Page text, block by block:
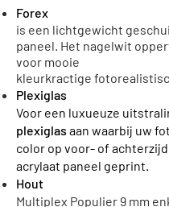
Forex
is een lichtgewicht
paneel. Het nagelwit
voor mooie
kleurkractige
Plexiglas
Voor een luxueuze
plexiglas aan waarbij uw
color op voor- of
acrylaat paneel geprint.
Hout
Multiplex Populier 9 mm